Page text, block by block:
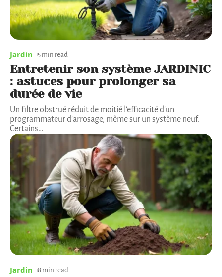
Jardin 5 min read
Entretenir son système JARDINIC
: astuces pour prolonger sa
durée de vie
Un filtre obstrué réduit de moitié l'efficacité d'un
programmateur d'arrosage, même sur un système neuf.
Certains…
Jardin 8 min read